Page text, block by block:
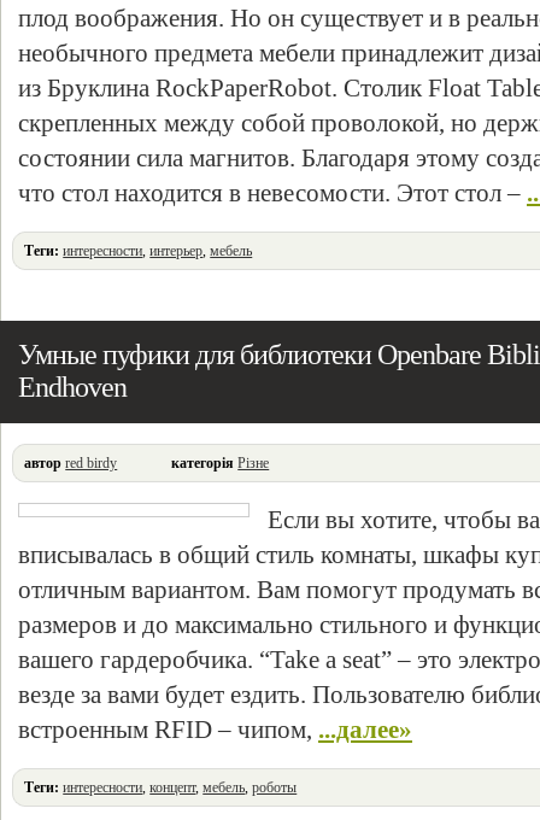
плод воображения. Но он существует и в
необычного предмета мебели принадлежит
из Бруклина RockPaperRobot. Столик Float
скрепленных между собой проволокой, но
состоянии сила магнитов. Благодаря этому
что стол находится в невесомости. Этот стол –
Теги: интересности,интерьер,мебель
Умные пуфики для библиотеки Openbare
Endhoven
автор red birdy категорія Різне
Если вы хотите, чтобы
вписывалась в общий стиль комнаты, шкафы
отличным вариантом. Вам помогут продумать
размеров и до максимально стильного и
вашего гардеробчика. “Take a seat” – это
везде за вами будет ездить. Пользователю
встроенным RFID – чипом, ...далее»
Теги: интересности,концепт,мебель,роботы